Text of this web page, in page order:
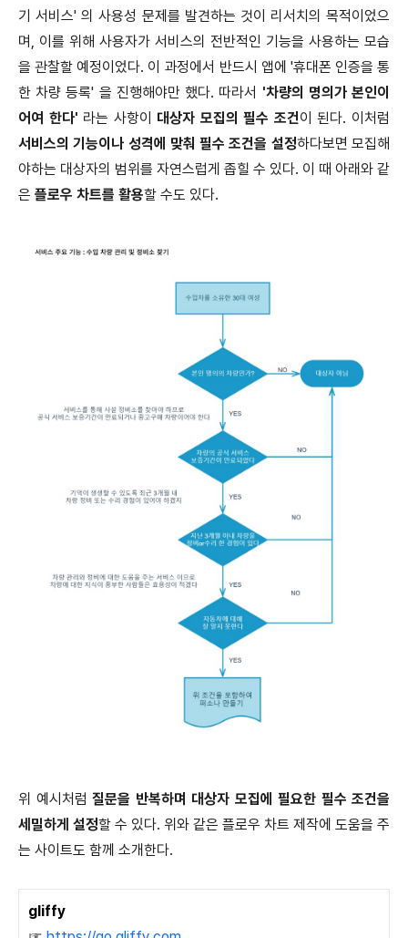
기 서비스' 의 사용성 문제를 발견하는 것이 리서치의 목적이었으
며, 이를 위해 사용자가 서비스의 전반적인 기능을 사용하는 모습
을 관찰할 예정이었다. 이 과정에서 반드시 앱에 '휴대폰 인증을 통
한 차량 등록' 을 진행해야만 했다. 따라서 '차량의 명의가 본인이
어여 한다' 라는 사항이 대상자 모집의 필수 조건이 된다. 이처럼
서비스의 기능이나 성격에 맞춰 필수 조건을 설정하다보면 모집해
야하는 대상자의 범위를 자연스럽게 좁힐 수 있다. 이 때 아래와 같
은 플로우 차트를 활용할 수도 있다.
위 예시처럼 질문을 반복하며 대상자 모집에 필요한 필수 조건을
세밀하게 설정할 수 있다. 위와 같은 플로우 차트 제작에 도움을 주
는 사이트도 함께 소개한다.
gliffy